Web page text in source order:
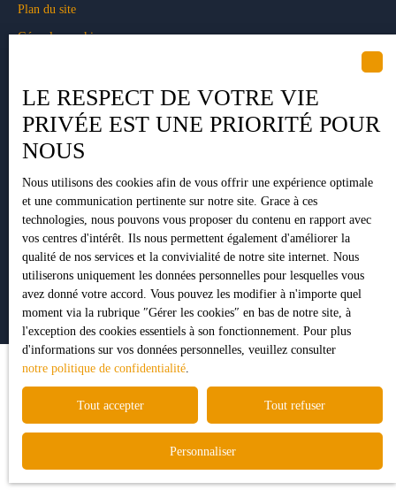
Plan du site
Gérer les cookies
+33 5 34 35 15 90
1 Impasse Pujeau Rabé
31410 Lavernose-Lacasse
LE RESPECT DE VOTRE VIE
PRIVÉE EST UNE PRIORITÉ POUR
NOUS
Nous utilisons des cookies afin de vous offrir une expérience optimale
et une communication pertinente sur notre site. Grace à ces
technologies, nous pouvons vous proposer du contenu en rapport avec
vos centres d'intérêt. Ils nous permettent également d'améliorer la
qualité de nos services et la convivialité de notre site internet. Nous
utiliserons uniquement les données personnelles pour lesquelles vous
avez donné votre accord. Vous pouvez les modifier à n'importe quel
moment via la rubrique ″Gérer les cookies″ en bas de notre site, à
l'exception des cookies essentiels à son fonctionnement. Pour plus
d'informations sur vos données personnelles, veuillez consulter
notre politique de confidentialité.
Tout accepter Tout refuser
Personnaliser